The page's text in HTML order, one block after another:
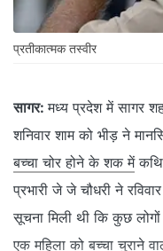
प्रतीकात्‍मक तस्‍वीर
सागर: मध्‍य प्रदेश में सागर
शनिवार शाम को भीड़ ने
बच्चा चोर होने के शक में
प्रभारी जे जे चौधरी ने
सूचना मिली थी कि कुछ
एक महिला को बच्चा चुराने